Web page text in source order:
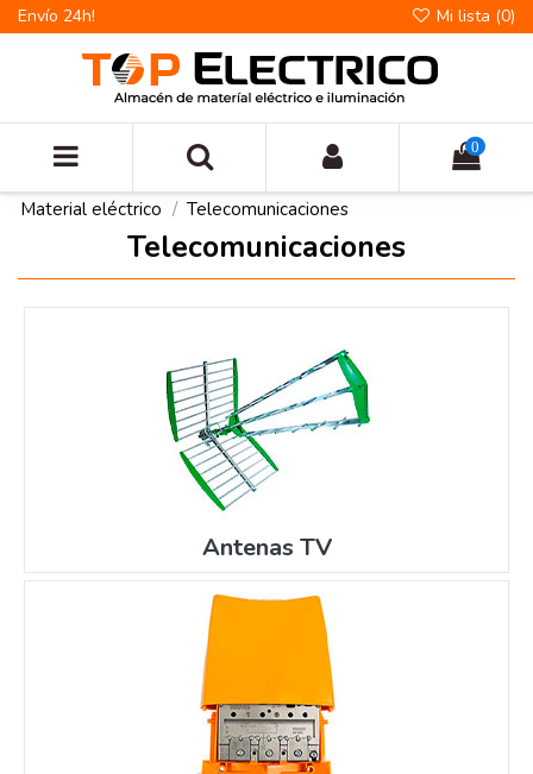
Envío 24h! Mi lista (0)
0
Material eléctrico Telecomunicaciones
Telecomunicaciones
Antenas TV